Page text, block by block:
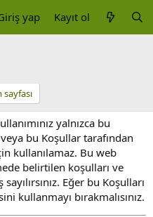
yap Kayıt ol
sayfası
yalnızca bu
bu Koşullar tarafından
kullanılamaz. Bu web
belirtilen koşulları ve
Eğer bu Koşulları
kullanmayı bırakmalısınız.